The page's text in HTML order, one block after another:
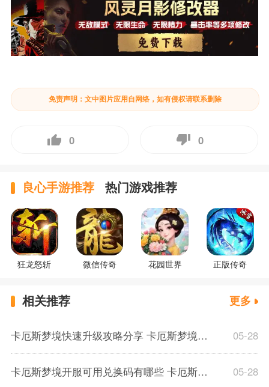
免责声明：文中图片应用自网络，如有侵权请联系删除
0 0
良心手游推荐 热门游戏推荐
狂龙怒斩 微信传奇 花园世界 正版传奇
相关推荐 更多
卡厄斯梦境快速升级攻略分享 卡厄斯梦境体力规划分配推荐介绍 05-28
卡厄斯梦境开服可用兑换码有哪些 卡厄斯梦境通用兑换码一览 05-28